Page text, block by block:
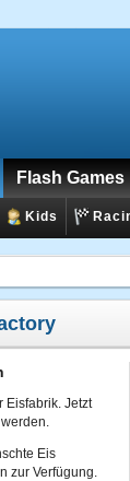
Flash Games
Kids
Eisfabrik. Jetzt
Eis
zur Verfügung.